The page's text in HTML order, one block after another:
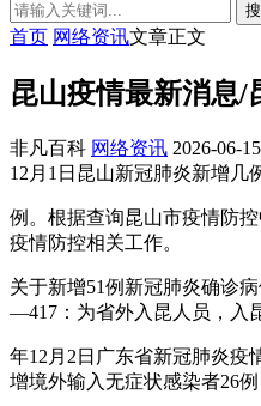
首页 网络资讯文章正文
昆山疫情最新消息/
非凡百科 网络资讯 2026-06-
12月1日昆山新冠肺炎新增几
例。根据查询昆山市疫情防
疫情防控相关工作。
关于新增51例新冠肺炎确诊
—417：为省外入昆人员，入
年12月2日广东省新冠肺炎疫
增境外输入无症状感染者26